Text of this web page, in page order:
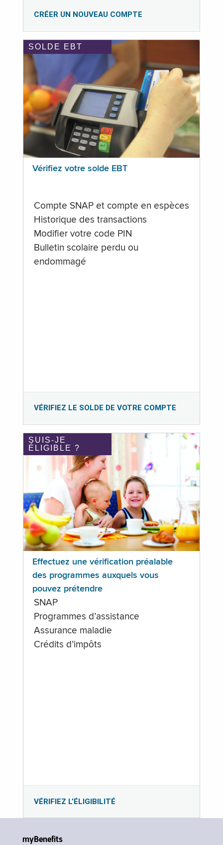
CRÉER UN NOUVEAU COMPTE
SOLDE EBT
Vérifiez votre solde EBT
Compte SNAP et compte en espèces
Historique des transactions
Modifier votre code PIN
Bulletin scolaire perdu ou
endommagé
VÉRIFIEZ LE SOLDE DE VOTRE COMPTE
SUIS-JE
ÉLIGIBLE ?
Effectuez une vérification préalable
des programmes auxquels vous
pouvez prétendre
SNAP
Programmes d’assistance
Assurance maladie
Crédits d’impôts
VÉRIFIEZ L’ÉLIGIBILITÉ
myBenefits